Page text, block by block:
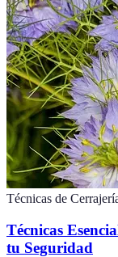
Técnicas de
Técnicas
tu Seguridad